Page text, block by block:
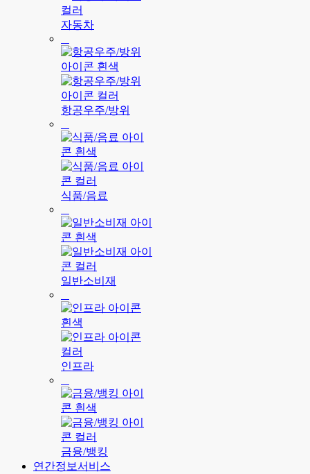
자동차
항공우주/방위
식품/음료
일반소비재
인프라
금융/뱅킹
연간정보서비스